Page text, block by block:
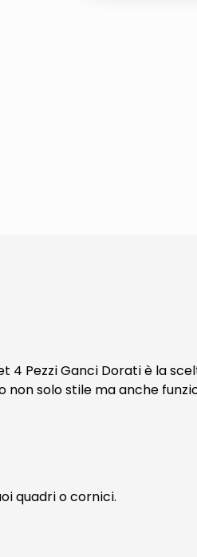
4 Pezzi Ganci Dorati è la
solo stile ma anche
quadri o cornici.